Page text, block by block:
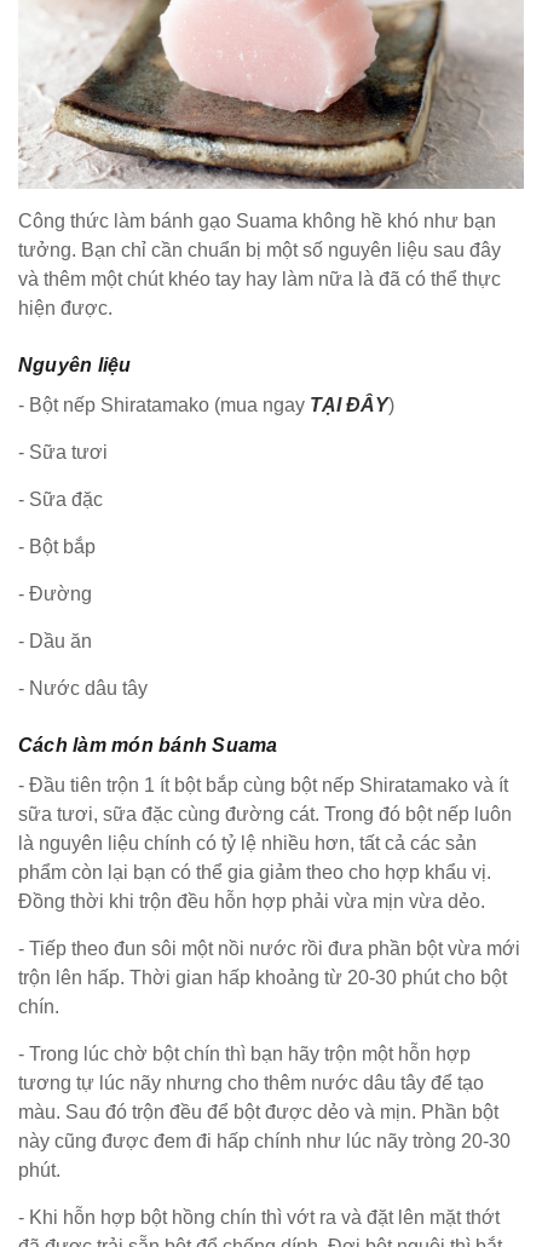
Công thức làm bánh gạo Suama không hề khó như bạn
tưởng. Bạn chỉ cần chuẩn bị một số nguyên liệu sau đây
và thêm một chút khéo tay hay làm nữa là đã có thể thực
hiện được.
Nguyên liệu
- Bột nếp Shiratamako (mua ngay TẠI ĐÂY)
- Sữa tươi
- Sữa đặc
- Bột bắp
- Đường
- Dầu ăn
- Nước dâu tây
Cách làm món bánh Suama
- Đầu tiên trộn 1 ít bột bắp cùng bột nếp Shiratamako và ít
sữa tươi, sữa đặc cùng đường cát. Trong đó bột nếp luôn
là nguyên liệu chính có tỷ lệ nhiều hơn, tất cả các sản
phẩm còn lại bạn có thể gia giảm theo cho hợp khẩu vị.
Đồng thời khi trộn đều hỗn hợp phải vừa mịn vừa dẻo.
- Tiếp theo đun sôi một nồi nước rồi đưa phần bột vừa mới
trộn lên hấp. Thời gian hấp khoảng từ 20-30 phút cho bột
chín.
- Trong lúc chờ bột chín thì bạn hãy trộn một hỗn hợp
tương tự lúc nãy nhưng cho thêm nước dâu tây để tạo
màu. Sau đó trộn đều để bột được dẻo và mịn. Phần bột
này cũng được đem đi hấp chính như lúc nãy tròng 20-30
phút.
- Khi hỗn hợp bột hồng chín thì vớt ra và đặt lên mặt thớt